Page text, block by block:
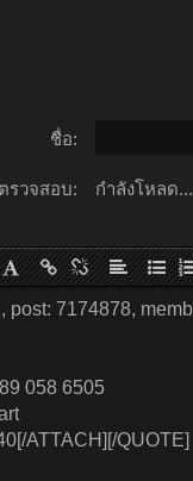
ชื่อ:
รวจสอบ: กำลังโหลด...